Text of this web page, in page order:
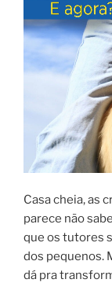
Casa cheia, as
parece não
que os tutores
dos pequenos.
dá pra